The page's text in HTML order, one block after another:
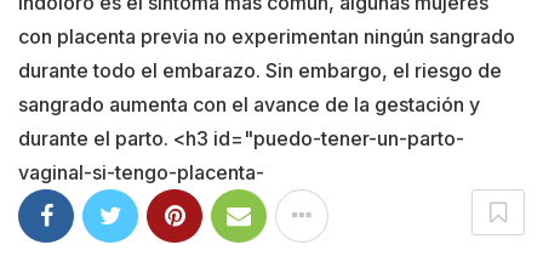
con placenta previa no experimentan ningún sangrado
durante todo el embarazo. Sin embargo, el riesgo de
sangrado aumenta con el avance de la gestación y
durante el parto. <h3 id="puedo-tener-un-parto-
vaginal-si-tengo-placenta-